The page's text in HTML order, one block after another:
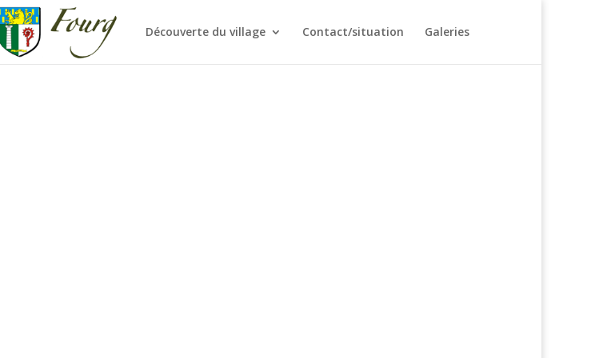
Découverte du village Contact/situation Galeries